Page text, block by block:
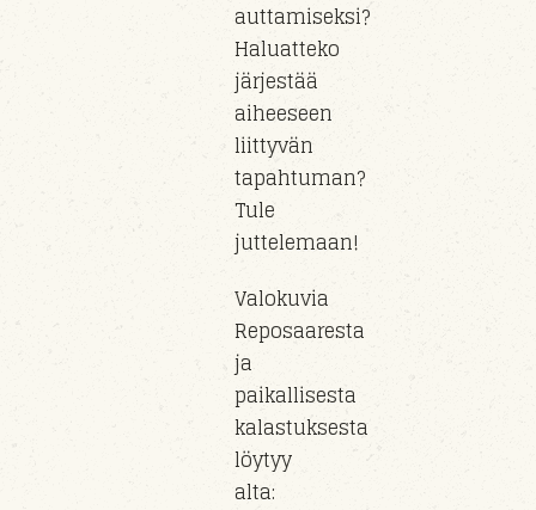
auttamiseksi?
Haluatteko
järjestää
aiheeseen
liittyvän
tapahtuman?
Tule
juttelemaan!
Valokuvia
Reposaaresta
ja
paikallisesta
kalastuksesta
löytyy
alta: